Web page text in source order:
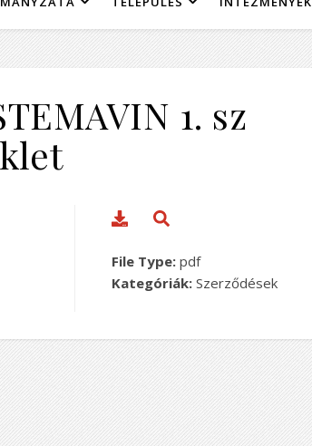
1. sz
File Type: pdf
Kategóriák:Szerződések